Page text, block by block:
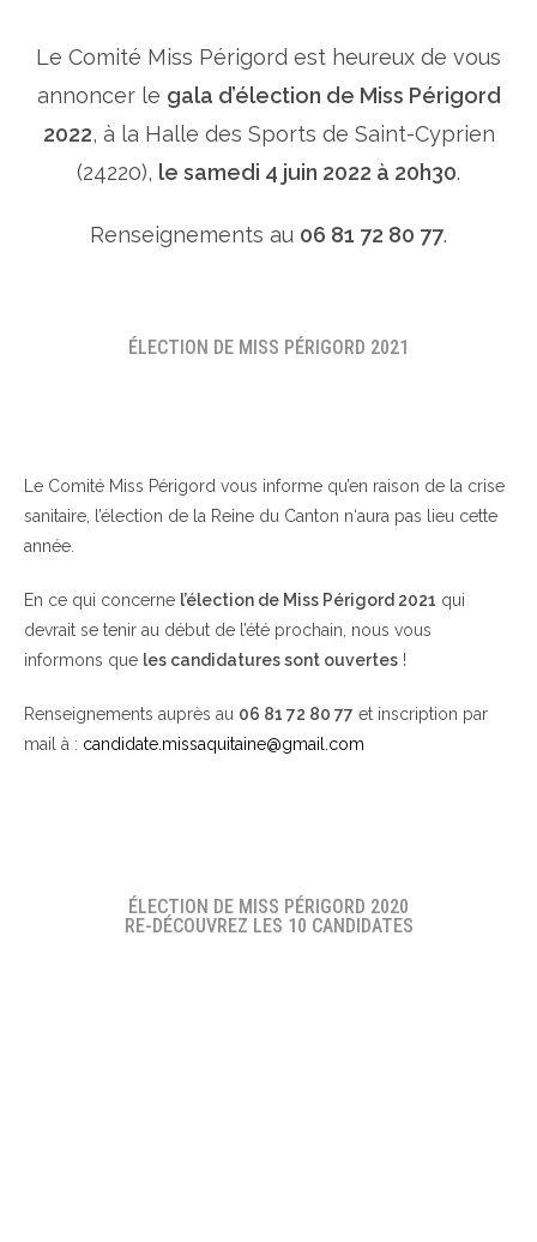
Le Comité Miss Périgord est heureux de vous
annoncer le gala d’élection de Miss Périgord
2022, à la Halle des Sports de Saint-Cyprien
(24220), le samedi 4 juin 2022 à 20h30.
Renseignements au 06 81 72 80 77.
ÉLECTION DE MISS PÉRIGORD 2021
Le Comité Miss Périgord vous informe qu’en raison de la crise
sanitaire, l’élection de la Reine du Canton n‘aura pas lieu cette
année.
En ce qui concerne l’élection de Miss Périgord 2021 qui
devrait se tenir au début de l’été prochain, nous vous
informons que les candidatures sont ouvertes !
Renseignements auprès au 06 81 72 80 77 et inscription par
mail à : candidate.missaquitaine@gmail.com
ÉLECTION DE MISS PÉRIGORD 2020
RE-DÉCOUVREZ LES 10 CANDIDATES